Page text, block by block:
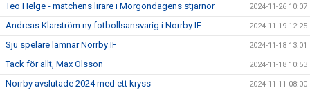
Teo Helge - matchens lirare i Morgondagens stjärnor 2024-11-26 10:07
Andreas Klarström ny fotbollsansvarig i Norrby IF 2024-11-19 12:25
Sju spelare lämnar Norrby IF 2024-11-18 13:01
Tack för allt, Max Olsson 2024-11-18 10:53
Norrby avslutade 2024 med ett kryss 2024-11-11 08:00